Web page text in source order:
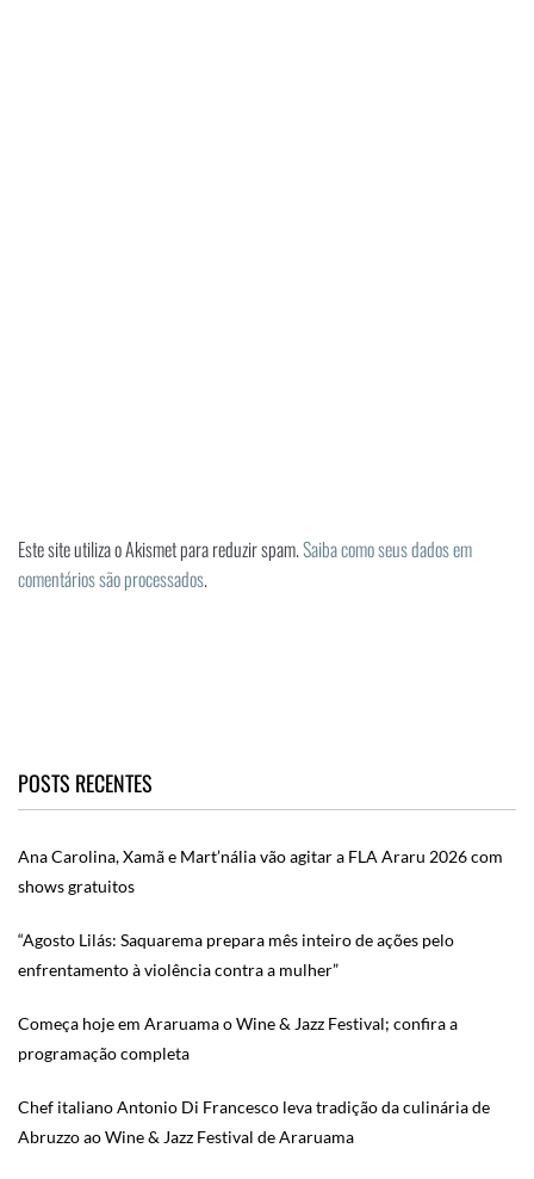
Este site utiliza o Akismet para reduzir spam.Saiba como seus dados em
comentários são processados.
POSTS RECENTES
Ana Carolina, Xamã e Mart’nália vão agitar a FLA Araru 2026 com
shows gratuitos
“Agosto Lilás: Saquarema prepara mês inteiro de ações pelo
enfrentamento à violência contra a mulher”
Começa hoje em Araruama o Wine & Jazz Festival; confira a
programação completa
Chef italiano Antonio Di Francesco leva tradição da culinária de
Abruzzo ao Wine & Jazz Festival de Araruama